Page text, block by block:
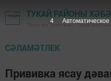
ТУКАЙ РАЙОНЫ
"Якты юл" газетасы - Тукай районы
СӘЛАМӘТЛЕК
Прививка ясау
3